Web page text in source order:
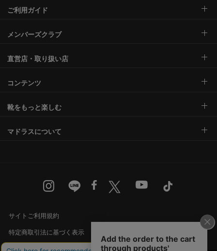
ご利用ガイド
メンバーズクラブ
直営店・取り扱い店
コンテンツ
靴をもっと楽しむ
マドラスについて
サイトご利用規約
特定商取引法に基づく表示
古物営業法に基づく表示